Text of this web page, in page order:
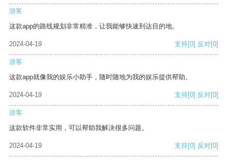
游客
这款app的路线规划非常精准，让我能够快速到达目的地。
2024-04-19 支持[0] 反对[0]
游客
这款app就像我的娱乐小助手，随时随地为我的娱乐提供帮助。
2024-04-19 支持[0] 反对[0]
游客
这款软件非常实用，可以帮助我解决很多问题。
2024-04-19 支持[0] 反对[0]